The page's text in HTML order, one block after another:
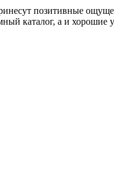
позитивные
каталог, а и хорошие